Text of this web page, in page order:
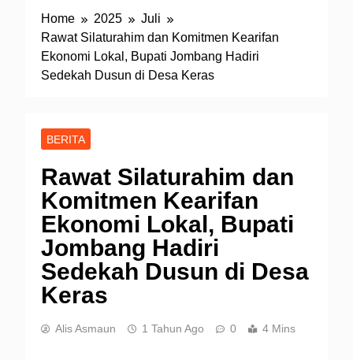
Home 2025
Juli
Rawat Silaturahim dan Komitmen Kearifan
Ekonomi Lokal, Bupati Jombang Hadiri
Sedekah Dusun di Desa Keras
BERITA
Rawat Silaturahim dan
Komitmen Kearifan
Ekonomi Lokal, Bupati
Jombang Hadiri
Sedekah Dusun di Desa
Keras
Alis Asmaun 1 Tahun Ago 0 4 Mins